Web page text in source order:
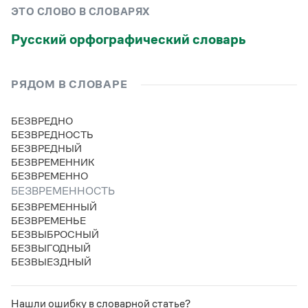
Словари русского языка как государственного
для школьников
Письмовник
Справочник по пунктуации
Словарь-справочник трудностей
Справочник по фразеологии
Азбучные истины
Словарь-справочник непростые слова
Все справочники портала
Новости и события
Словарь русских имён
Словарь методических терминов
(1956)
ЭТО СЛОВО В СЛОВАРЯХ
Русский орфографический словарь
РЯДОМ В СЛОВАРЕ
БЕЗВРЕДНО
БЕЗВРЕДНОСТЬ
БЕЗВРЕДНЫЙ
БЕЗВРЕМЕННИК
БЕЗВРЕМЕННО
БЕЗВРЕМЕННОСТЬ
БЕЗВРЕМЕННЫЙ
БЕЗВРЕМЕНЬЕ
БЕЗВЫБРОСНЫЙ
БЕЗВЫГОДНЫЙ
БЕЗВЫЕЗДНЫЙ
Нашли ошибку в словарной статье?